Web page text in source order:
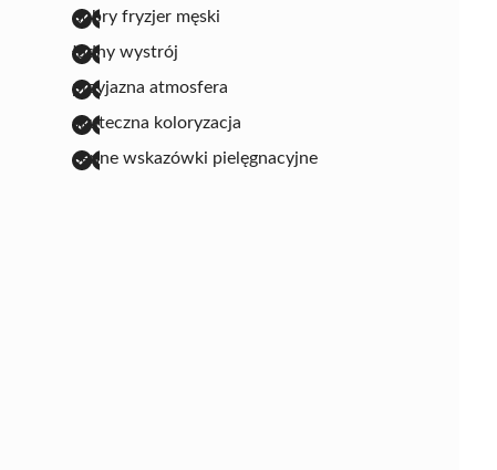
dobry fryzjer męski
ładny wystrój
przyjazna atmosfera
skuteczna koloryzacja
cenne wskazówki pielęgnacyjne